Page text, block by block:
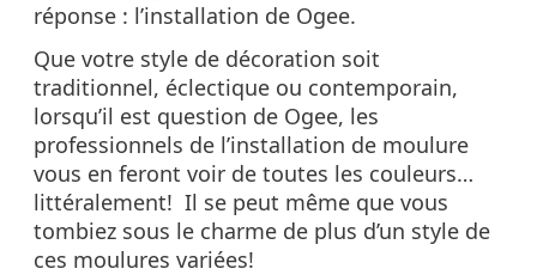
réponse : l’installation de Ogee.
Que votre style de décoration soit
traditionnel, éclectique ou contemporain,
lorsqu’il est question de Ogee, les
professionnels de l’installation de moulure
vous en feront voir de toutes les couleurs…
littéralement! Il se peut même que vous
tombiez sous le charme de plus d’un style de
ces moulures variées!